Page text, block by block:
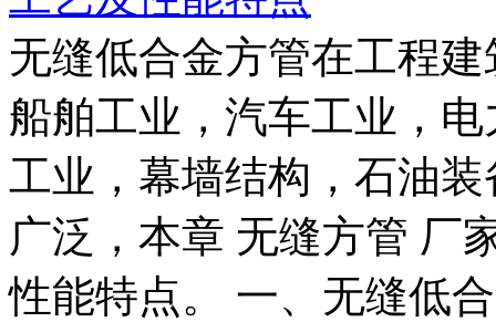
无缝低合金方管在工程
船舶工业，汽车工业，
工业，幕墙结构，石油
广泛，本章 无缝方管 厂
性能特点。 一、无缝低